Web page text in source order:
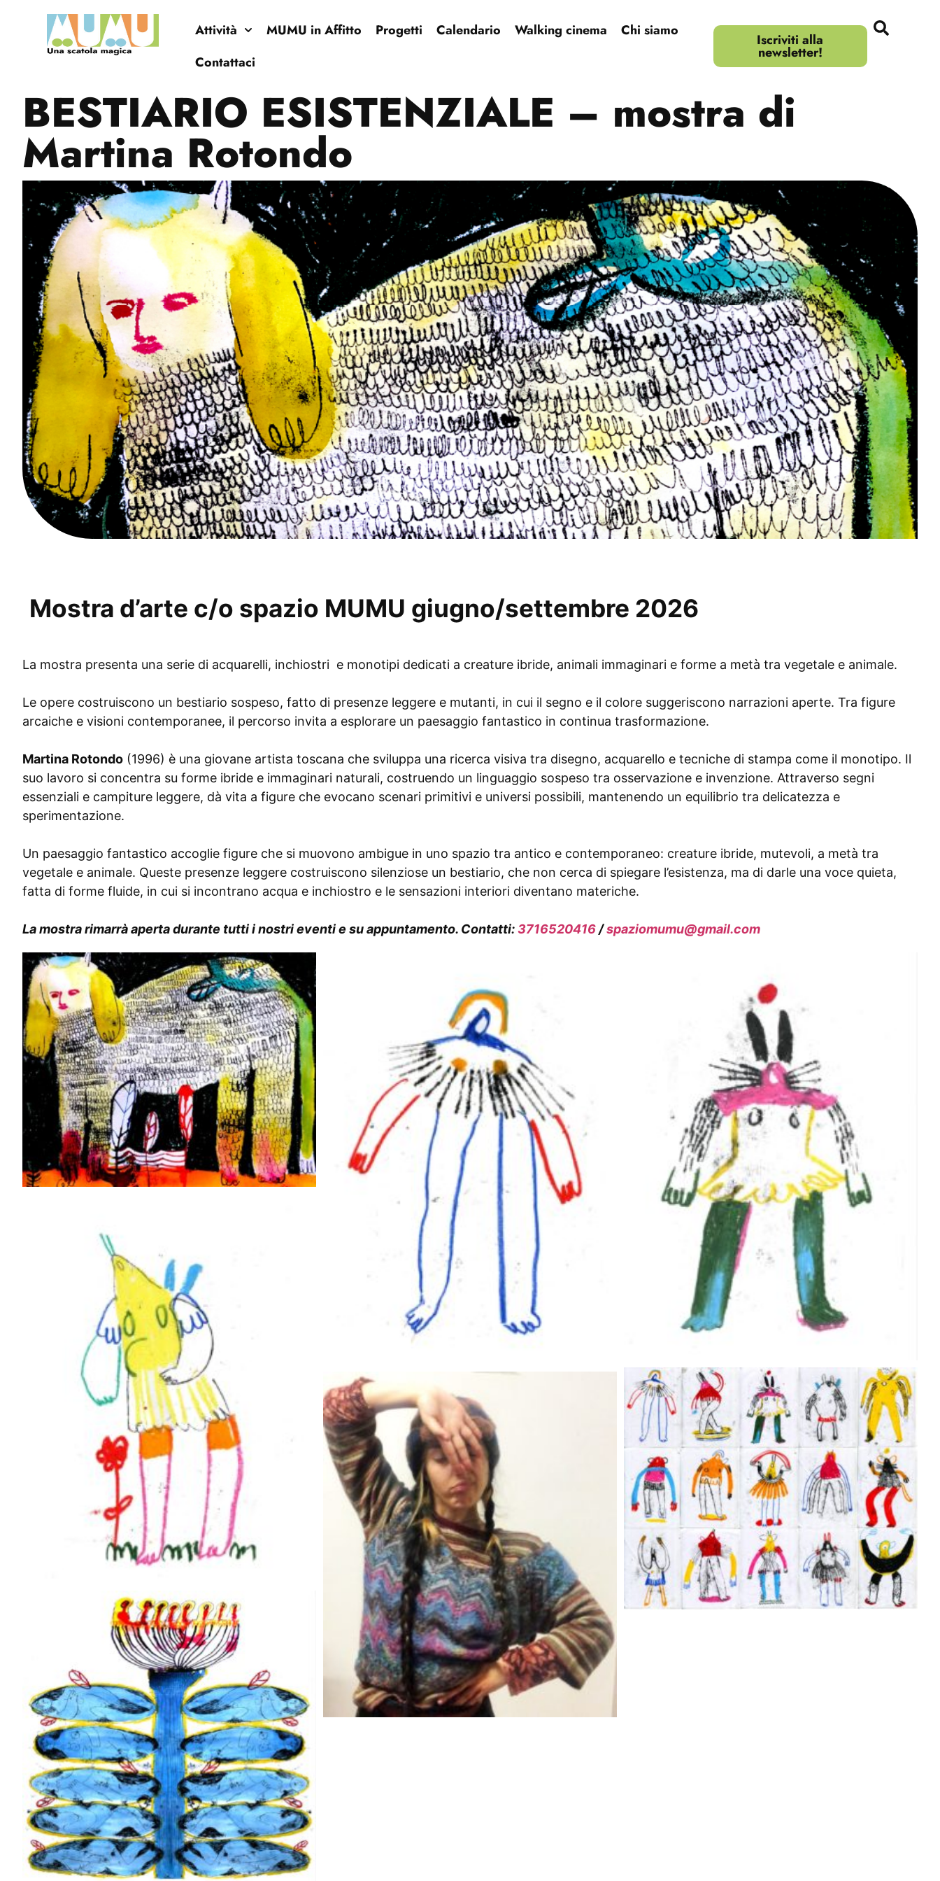
Attività MUMU in Affitto Progetti Calendario Walking cinema
Chi siamo
Contattaci
Iscriviti alla
newsletter!
BESTIARIO ESISTENZIALE – mostra di
Martina Rotondo
Mostra d’arte c/o spazio MUMU giugno/settembre 2026
La mostra presenta una serie di acquarelli, inchiostri e monotipi dedicati a creature ibride, animali immaginari e forme a metà tra vegetale e animale.
Le opere costruiscono un bestiario sospeso, fatto di presenze leggere e mutanti, in cui il segno e il colore suggeriscono narrazioni aperte. Tra figure
arcaiche e visioni contemporanee, il percorso invita a esplorare un paesaggio fantastico in continua trasformazione.
Martina Rotondo (1996) è una giovane artista toscana che sviluppa una ricerca visiva tra disegno, acquarello e tecniche di stampa come il monotipo. Il
suo lavoro si concentra su forme ibride e immaginari naturali, costruendo un linguaggio sospeso tra osservazione e invenzione. Attraverso segni
essenziali e campiture leggere, dà vita a figure che evocano scenari primitivi e universi possibili, mantenendo un equilibrio tra delicatezza e
sperimentazione.
Un paesaggio fantastico accoglie figure che si muovono ambigue in uno spazio tra antico e contemporaneo: creature ibride, mutevoli, a metà tra
vegetale e animale. Queste presenze leggere costruiscono silenziose un bestiario, che non cerca di spiegare l’esistenza, ma di darle una voce quieta,
fatta di forme fluide, in cui si incontrano acqua e inchiostro e le sensazioni interiori diventano materiche.
La mostra rimarrà aperta durante tutti i nostri eventi e su appuntamento. Contatti:3716520416/spaziomumu@gmail.com